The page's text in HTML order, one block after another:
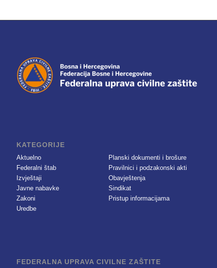
KATEGORIJE
Aktuelno
Federalni štab
Izvještaji
Javne nabavke
Zakoni
Uredbe
Planski dokumenti i brošure
Pravilnici i podzakonski akti
Obavještenja
Sindikat
Pristup informacijama
FEDERALNA UPRAVA CIVILNE ZAŠTITE